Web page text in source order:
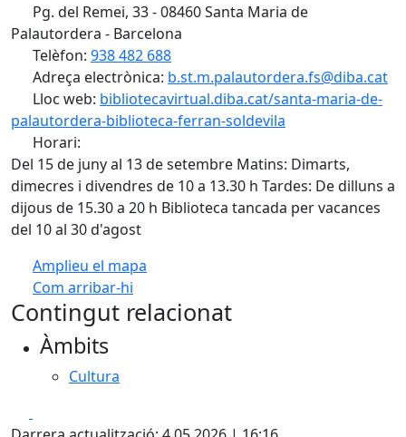
Pg. del Remei, 33 - 08460 Santa Maria de
Palautordera - Barcelona
Telèfon: 938 482 688
Adreça electrònica: b.st.m.palautordera.fs@diba.cat
Lloc web: bibliotecavirtual.diba.cat/santa-maria-de-
palautordera-biblioteca-ferran-soldevila
Horari:
Del 15 de juny al 13 de setembre Matins: Dimarts,
dimecres i divendres de 10 a 13.30 h Tardes: De dilluns a
dijous de 15.30 a 20 h Biblioteca tancada per vacances
del 10 al 30 d'agost
Amplieu el mapa
Com arribar-hi
+
−
Contingut relacionat
Àmbits
Cultura